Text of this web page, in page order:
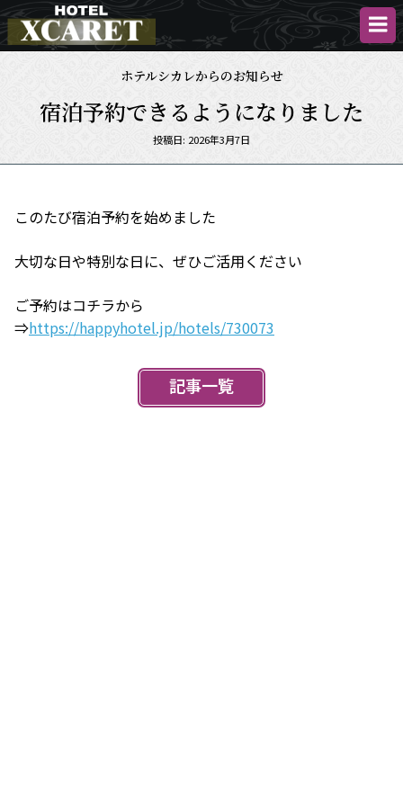
ホ
テ
ル
ホテルシカレからのお知らせ
宿泊予約できるようになりました
Posted
投稿日: 2026年3月7日
このたび宿泊予約を始めました
大切な日や特別な日に、ぜひご活用ください
ご予約はコチラから
⇒https://happyhotel.jp/hotels/730073
記事一覧